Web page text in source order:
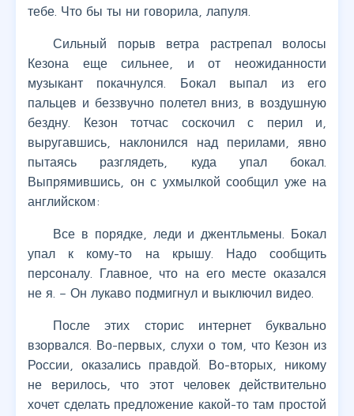
тебе. Что бы ты ни говорила, лапуля.
Сильный порыв ветра растрепал волосы
Кезона еще сильнее, и от неожиданности
музыкант покачнулся. Бокал выпал из его
пальцев и беззвучно полетел вниз, в воздушную
бездну. Кезон тотчас соскочил с перил и,
выругавшись, наклонился над перилами, явно
пытаясь разглядеть, куда упал бокал.
Выпрямившись, он с ухмылкой сообщил уже на
английском:
Все в порядке, леди и джентльмены. Бокал
упал к кому-то на крышу. Надо сообщить
персоналу. Главное, что на его месте оказался
не я. – Он лукаво подмигнул и выключил видео.
После этих сторис интернет буквально
взорвался. Во-первых, слухи о том, что Кезон из
России, оказались правдой. Во-вторых, никому
не верилось, что этот человек действительно
хочет сделать предложение какой-то там простой